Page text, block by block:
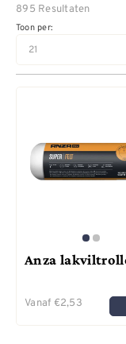
895 Resultaten
Toon per:
Anza
Vanaf €2,53